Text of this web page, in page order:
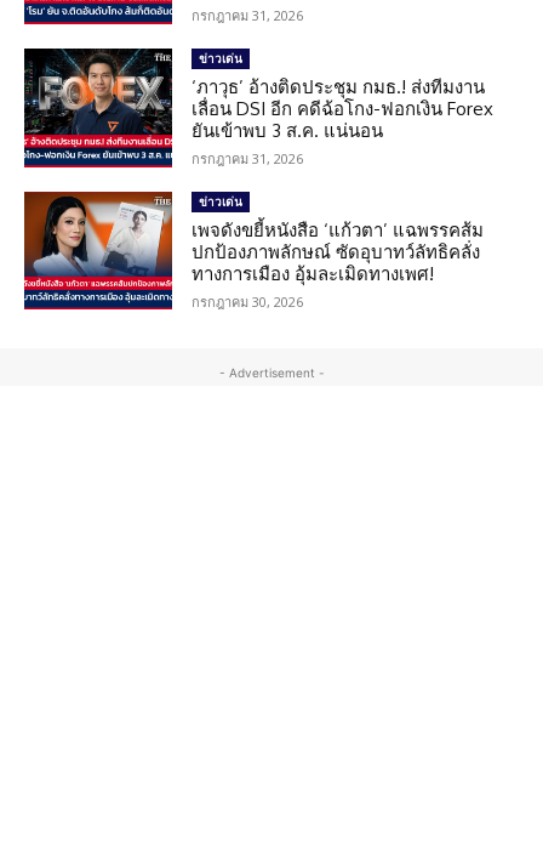
กรกฎาคม 31, 2026
ข่าวเด่น
‘ภาวุธ’ อ้างติดประชุม กมธ.! ส่งทีมงาน
เลื่อน DSI อีก คดีฉ้อโกง-ฟอกเงิน Forex
ยันเข้าพบ 3 ส.ค. แน่นอน
กรกฎาคม 31, 2026
ข่าวเด่น
เพจดังขยี้หนังสือ ‘แก้วตา’ แฉพรรคส้ม
ปกป้องภาพลักษณ์ ซัดอุบาทว์ลัทธิคลั่ง
ทางการเมือง อุ้มละเมิดทางเพศ!
กรกฎาคม 30, 2026
- Advertisement -